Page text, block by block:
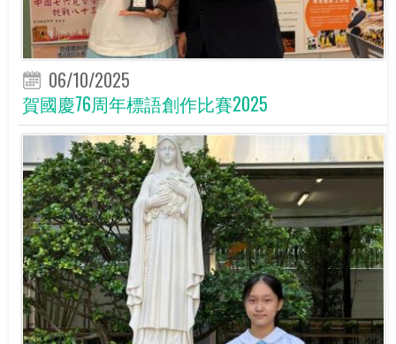
06/10/2025
賀國慶76周年標語創作比賽2025